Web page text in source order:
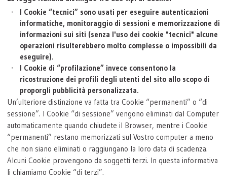
I Cookie “tecnici” sono usati per eseguire autenticazioni
informatiche, monitoraggio di sessioni e memorizzazione di
informazioni sui siti (senza l'uso dei cookie "tecnici" alcune
operazioni risulterebbero molto complesse o impossibili da
eseguire).
I Cookie di “profilazione” invece consentono la
ricostruzione dei profili degli utenti del sito allo scopo di
proporgli pubblicità personalizzata.
Un’ulteriore distinzione va fatta tra Cookie “permanenti” o “di
sessione”. I Cookie “di sessione” vengono eliminati dal Computer
automaticamente quando chiudete il Browser, mentre i Cookie
“permanenti” restano memorizzati sul Vostro computer a meno
che non siano eliminati o raggiungano la loro data di scadenza.
Alcuni Cookie provengono da soggetti terzi. In questa informativa
li chiamiamo Cookie “di terzi”.